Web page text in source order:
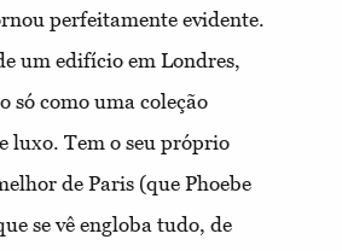
perfeitamente evidente.
um edifício em Londres,
só como uma coleção
luxo. Tem o seu próprio
de Paris (que Phoebe
se vê engloba tudo, de